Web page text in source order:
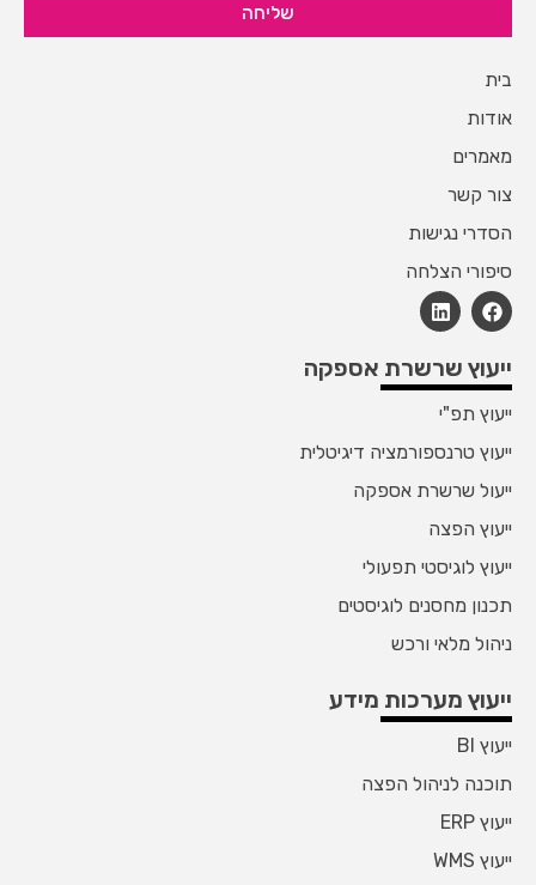
שליחה
בית
אודות
מאמרים
צור קשר
הסדרי נגישות
סיפורי הצלחה
ייעוץ שרשרת אספקה
ייעוץ תפ"י
ייעוץ טרנספורמציה דיגיטלית
ייעול שרשרת אספקה
ייעוץ הפצה
ייעוץ לוגיסטי תפעולי
תכנון מחסנים לוגיסטים
ניהול מלאי ורכש
ייעוץ מערכות מידע
ייעוץ BI
תוכנה לניהול הפצה
ייעוץ ERP
ייעוץ WMS